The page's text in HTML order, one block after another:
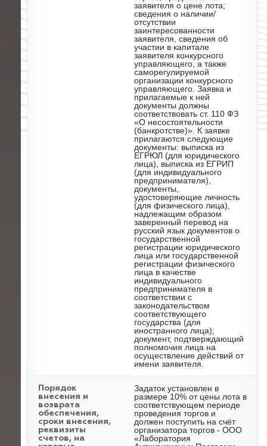
заявителя о цене лота;
сведения о наличии/
отсутствии
заинтересованности
заявителя, сведения об
участии в капитале
заявителя конкурсного
управляющего, а также
саморегулируемой
организации конкурсного
управляющего. Заявка и
прилагаемые к ней
документы должны
соответствовать ст. 110 ФЗ
«О несостоятельности
(банкротстве)». К заявке
прилагаются следующие
документы: выписка из
ЕГРЮЛ (для юридического
лица), выписка из ЕГРИП
(для индивидуального
предпринимателя),
документы,
удостоверяющие личность
(для физического лица),
надлежащим образом
заверенный перевод на
русский язык документов о
государственной
регистрации юридического
лица или государственной
регистрации физического
лица в качестве
индивидуального
предпринимателя в
соответствии с
законодательством
соответствующего
государства (для
иностранного лица);
документ, подтверждающий
полномочия лица на
осуществление действий от
имени заявителя.
Порядок
внесения и
возврата
обеспечения,
сроки внесения,
реквизиты
счетов, на
Задаток установлен в
размере 10% от цены лота в
соответствующем периоде
проведения торгов и
должен поступить на счёт
организатора торгов - ООО
«Лаборатория